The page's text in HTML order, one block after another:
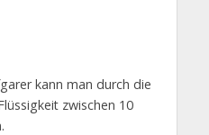
kann man durch die
zwischen 10